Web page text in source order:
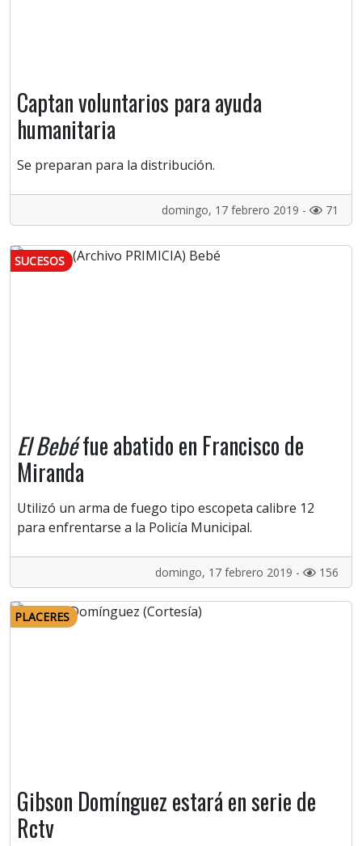
Captan voluntarios para ayuda
humanitaria
Se preparan para la distribución.
domingo, 17 febrero 2019 - 71
SUCESOS
El Bebéfue abatido en Francisco de
Miranda
Utilizó un arma de fuego tipo escopeta calibre 12
para enfrentarse a la Policía Municipal.
domingo, 17 febrero 2019 - 156
PLACERES
Gibson Domínguez estará en serie de
Rctv